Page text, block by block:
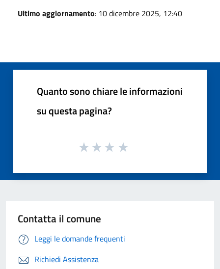
Ultimo aggiornamento: 10 dicembre 2025, 12:40
Quanto sono chiare le informazioni
su questa pagina?
Contatta il comune
Leggi le domande frequenti
Richiedi Assistenza